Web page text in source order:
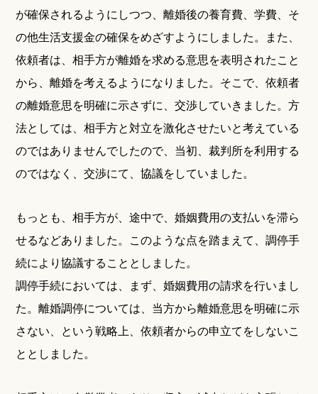
が確保されるようにしつつ、離婚後の養育費、学費、そ
の他生活支援金の確保をめざすようにしました。また、
依頼者は、相手方が離婚を求める意思を表明されたこと
から、離婚を考えるようになりました。そこで、依頼者
の離婚意思を明確に示さずに、交渉していきました。方
法としては、相手方と対立を激化させたいと考えている
のではありませんでしたので、当初、裁判所を利用する
のではなく、交渉にて、協議をしていました。
もっとも、相手方が、途中で、婚姻費用の支払いを滞ら
せるなどありました。このような点を踏まえて、調停手
続により協議することとしました。
調停手続においては、まず、婚姻費用の請求を行いまし
た。離婚調停については、当方から離婚意思を明確に示
さない、という戦略上、依頼者からの申立てをしないこ
ととしました。